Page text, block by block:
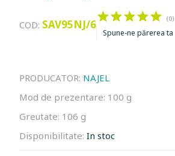
COD: SAV95NJ/6 (0)
Spune-ne părerea ta
PRODUCATOR: NAJEL
Mod de prezentare: 100 g
Greutate: 106 g
Disponibilitate: In stoc